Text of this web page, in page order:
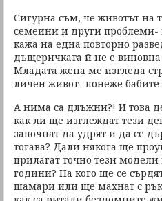
Сигурна съм, че животът на
семейни и други проблеми-
кажа на една повторно
дъщеричката й не е
Младата жена ме изгледа
личен живот- понеже бабите
А нима са длъжни?! И това
как ли ще изглеждат тези
започнат да удрят и да се
тогава? Дали някога ще
прилагат точно тези
години? На кого ще се
шамари или ще махнат с